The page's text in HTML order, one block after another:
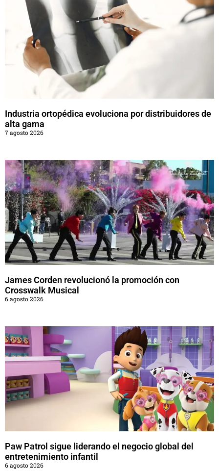
Industria ortopédica evoluciona por distribuidores de
alta gama
7 agosto 2026
James Corden revolucionó la promoción con
Crosswalk Musical
6 agosto 2026
Paw Patrol sigue liderando el negocio global del
entretenimiento infantil
6 agosto 2026